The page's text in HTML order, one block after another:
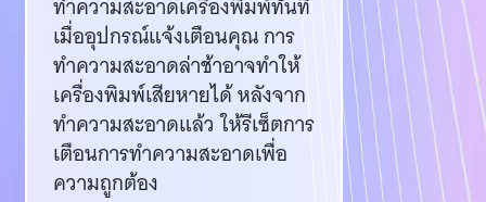
เมื่ออุปกรณ์แจ้งเตือนคุณ การ
ทำความสะอาดล่าช้าอาจทำให้
เครื่องพิมพ์เสียหายได้ หลังจาก
ทำความสะอาดแล้ว ให้รีเซ็ตการ
เตือนการทำความสะอาดเพื่อ
ความถูกต้อง